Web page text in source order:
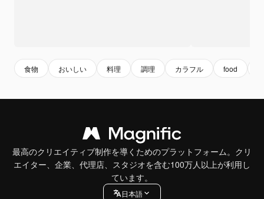
食物 おいしい 料理 調理 カラフル food
最高のクリエイティブ制作を導くためのプラットフォーム。クリ
エイター、企業、代理店、スタジオを含む100万人以上が利用し
ています。
日本語